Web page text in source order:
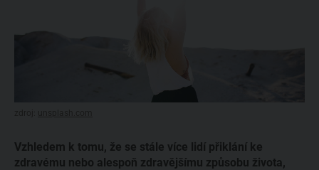
Vzhledem k tomu, že se stále více lidí přiklání ke
zdravému nebo alespoň zdravějšímu způsobu života,